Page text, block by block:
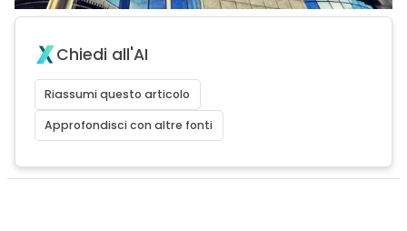
Chiedi all'AI
Riassumi questo articolo
Approfondisci con altre fonti